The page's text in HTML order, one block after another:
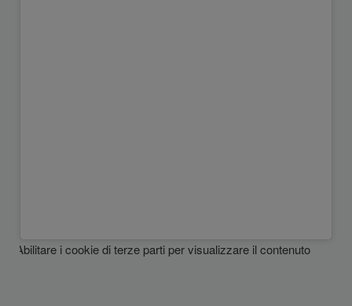
Abilitare i cookie di terze parti per visualizzare il contenuto